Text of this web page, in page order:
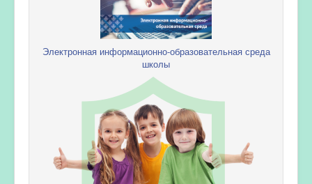
Электронная информационно-образовательная среда
школы